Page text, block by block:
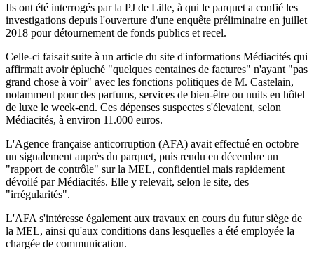
Ils ont été interrogés par la PJ de Lille, à qui le parquet a confié les
investigations depuis l'ouverture d'une enquête préliminaire en juillet
2018 pour détournement de fonds publics et recel.
Celle-ci faisait suite à un article du site d'informations Médiacités qui
affirmait avoir épluché "quelques centaines de factures" n'ayant "pas
grand chose à voir" avec les fonctions politiques de M. Castelain,
notamment pour des parfums, services de bien-être ou nuits en hôtel
de luxe le week-end. Ces dépenses suspectes s'élevaient, selon
Médiacités, à environ 11.000 euros.
L'Agence française anticorruption (AFA) avait effectué en octobre
un signalement auprès du parquet, puis rendu en décembre un
"rapport de contrôle" sur la MEL, confidentiel mais rapidement
dévoilé par Médiacités. Elle y relevait, selon le site, des
"irrégularités".
L'AFA s'intéresse également aux travaux en cours du futur siège de
la MEL, ainsi qu'aux conditions dans lesquelles a été employée la
chargée de communication.